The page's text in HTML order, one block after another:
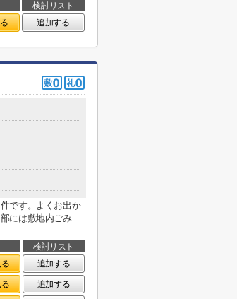
検討リスト
追加する
です。よくお出か
には敷地内ごみ
検討リスト
追加する
追加する